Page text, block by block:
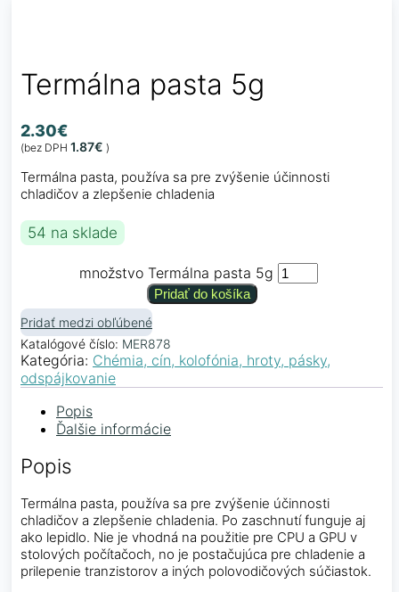
Termálna pasta 5g
2.30€
(bez DPH 1.87€ )
Termálna pasta, používa sa pre zvýšenie účinnosti
chladičov a zlepšenie chladenia
54 na sklade
množstvo Termálna pasta 5g
Pridať do košíka
Pridať medzi obľúbené
Katalógové číslo: MER878
Kategória: Chémia, cín, kolofónia, hroty, pásky,
odspájkovanie
Popis
Ďalšie informácie
Popis
Termálna pasta, používa sa pre zvýšenie účinnosti
chladičov a zlepšenie chladenia. Po zaschnutí funguje aj
ako lepidlo. Nie je vhodná na použitie pre CPU a GPU v
stolových počítačoch, no je postačujúca pre chladenie a
prilepenie tranzistorov a iných polovodičových súčiastok.